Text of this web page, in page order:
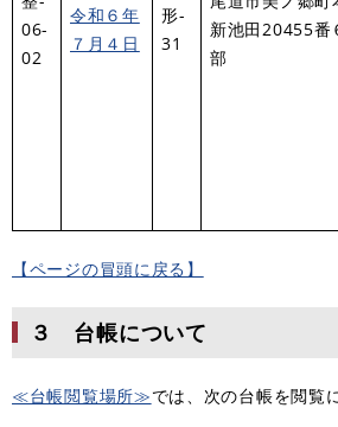
06-
02
令和６年
７月４日
形-
31
新池田20455番
部
【ページの冒頭に戻る】
３ 台帳について
≪台帳閲覧場所≫では、次の台帳を閲覧